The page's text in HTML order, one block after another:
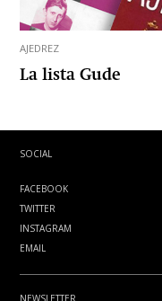
AJEDREZ
La lista Gude
SOCIAL
FACEBOOK
TWITTER
INSTAGRAM
EMAIL
NEWSLETTER